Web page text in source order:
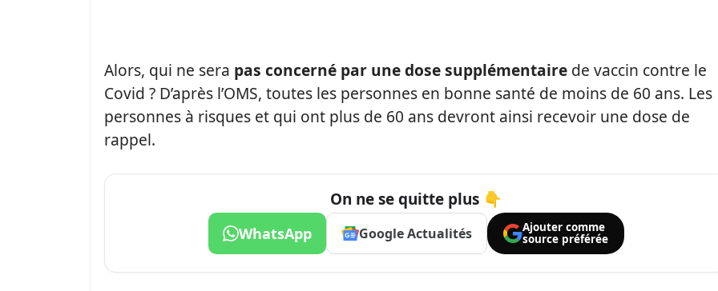
Alors, qui ne sera pas concerné par une dose supplémentaire de vaccin contre le
Covid ? D’après l’OMS, toutes les personnes en bonne santé de moins de 60 ans. Les
personnes à risques et qui ont plus de 60 ans devront ainsi recevoir une dose de
rappel.
On ne se quitte plus 👇
WhatsApp Google Actualités
Ajouter comme
source préférée